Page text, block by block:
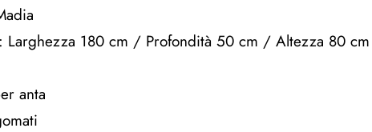
Larghezza 180 cm / Profondità 50 cm / Altezza 80 cm
anta